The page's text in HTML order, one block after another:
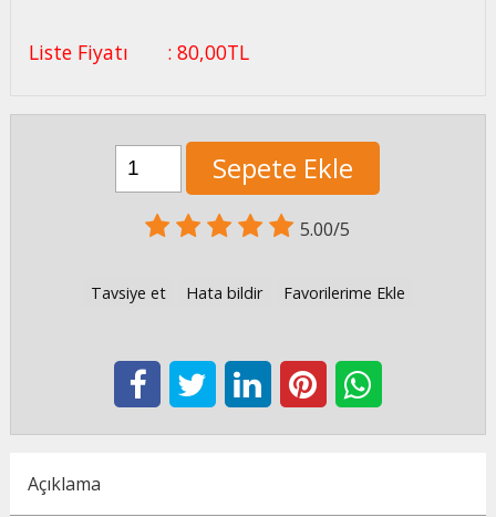
Liste Fiyatı : 80,00TL
Sepete Ekle
5.00/5
Tavsiye et Hata bildir Favorilerime Ekle
Açıklama